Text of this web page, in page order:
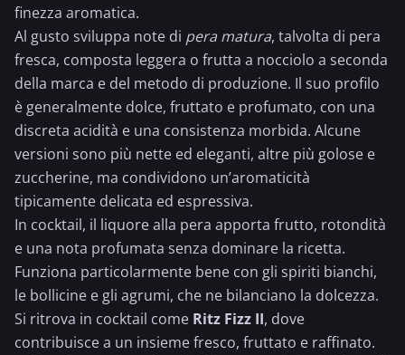
finezza aromatica.
Al gusto sviluppa note di pera matura, talvolta di pera
fresca, composta leggera o frutta a nocciolo a seconda
della marca e del metodo di produzione. Il suo profilo
è generalmente dolce, fruttato e profumato, con una
discreta acidità e una consistenza morbida. Alcune
versioni sono più nette ed eleganti, altre più golose e
zuccherine, ma condividono un’aromaticità
tipicamente delicata ed espressiva.
In cocktail, il liquore alla pera apporta frutto, rotondità
e una nota profumata senza dominare la ricetta.
Funziona particolarmente bene con gli spiriti bianchi,
le bollicine e gli agrumi, che ne bilanciano la dolcezza.
Si ritrova in cocktail come Ritz Fizz II, dove
contribuisce a un insieme fresco, fruttato e raffinato.